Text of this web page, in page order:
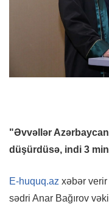
"Əvvəllər
düşürdüsə, indi 3
E-huquq.az xəbər verir
sədri Anar Bağırov